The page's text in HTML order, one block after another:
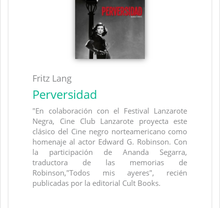
Fritz Lang
Perversidad
"En colaboración con el Festival Lanzarote
Negra, Cine Club Lanzarote proyecta este
clásico del Cine negro norteamericano como
homenaje al actor Edward G. Robinson. Con
la participación de Ananda Segarra,
traductora de las memorias de
Robinson,"Todos mis ayeres", recién
publicadas por la editorial Cult Books.